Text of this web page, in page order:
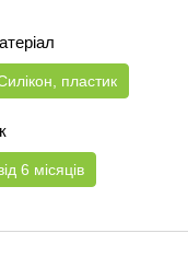
пластик
6 місяців